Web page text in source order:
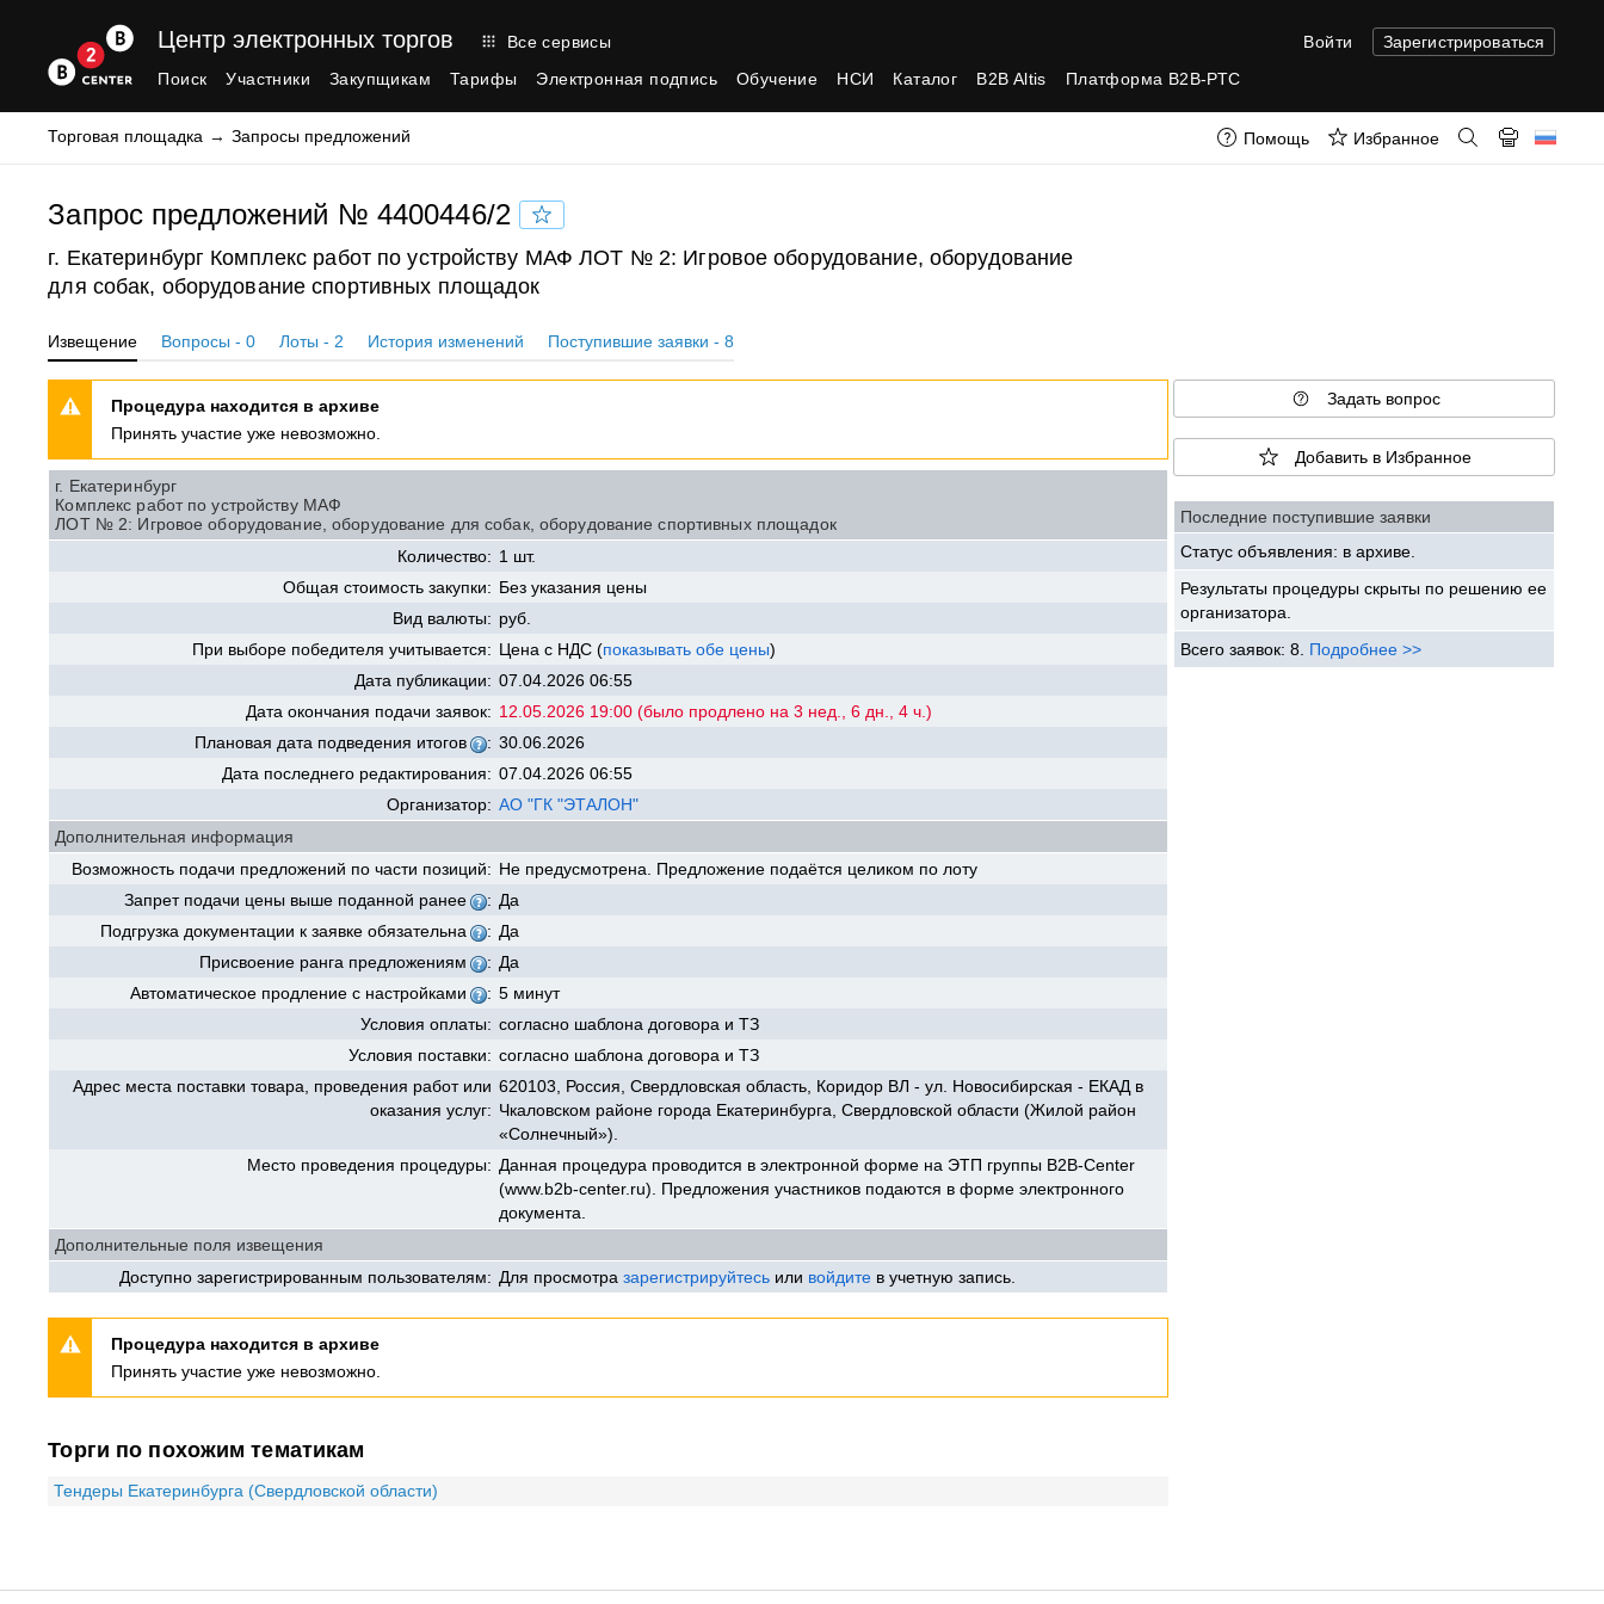
Все сервисы
Центр электронных торгов Войти
Зарегистрироваться
Поиск
Участники Закупщикам Тарифы Электронная подпись Обучение НСИ Каталог B2B Altis Платформа B2B-РТС
Помощь Избранное
Торговая площадка Запросы предложений
Запрос предложений № 4400446/2
г. Екатеринбург Комплекс работ по устройству МАФ ЛОТ № 2: Игровое оборудование, оборудование
для собак, оборудование спортивных площадок
Извещение Вопросы - 0 Лоты - 2 История изменений Поступившие заявки - 8
Процедура находится в архиве
Принять участие уже невозможно.
г. Екатеринбург
Комплекс работ по устройству МАФ
ЛОТ № 2: Игровое оборудование, оборудование для собак, оборудование спортивных площадок
Количество: 1 шт.
Общая стоимость закупки: Без указания цены
Вид валюты: руб.
При выборе победителя учитывается: Цена с НДС (показывать обе цены)
Дата публикации: 07.04.2026 06:55
Дата окончания подачи заявок: 12.05.2026 19:00 (было продлено на 3 нед., 6 дн., 4 ч.)
Плановая дата подведения итогов
: 30.06.2026
Дата последнего редактирования: 07.04.2026 06:55
Организатор: АО "ГК "ЭТАЛОН"
Дополнительная информация
Возможность подачи предложений по части позиций: Не предусмотрена. Предложение подаётся целиком по лоту
Запрет подачи цены выше поданной ранее
: Да
Подгрузка документации к заявке обязательна
: Да
Присвоение ранга предложениям
: Да
Автоматическое продление с настройками
: 5 минут
Условия оплаты: согласно шаблона договора и ТЗ
Условия поставки: согласно шаблона договора и ТЗ
Адрес места поставки товара, проведения работ или
оказания услуг:
620103, Россия, Свердловская область, Коридор ВЛ - ул. Новосибирская - ЕКАД в
Чкаловском районе города Екатеринбурга, Свердловской области (Жилой район
«Солнечный»).
Место проведения процедуры: Данная процедура проводится в электронной форме на ЭТП группы B2B-Center
(www.b2b-center.ru). Предложения участников подаются в форме электронного
документа.
Дополнительные поля извещения
Доступно зарегистрированным пользователям: Для просмотразарегистрируйтесь или войдите в учетную запись.
Процедура находится в архиве
Принять участие уже невозможно.
Торги по похожим тематикам
Тендеры Екатеринбурга (Свердловской области)
Задать вопрос
Добавить в Избранное
Последние поступившие заявки
Статус объявления: в архиве.
Результаты процедуры скрыты по решению ее
организатора.
Всего заявок: 8. Подробнее >>